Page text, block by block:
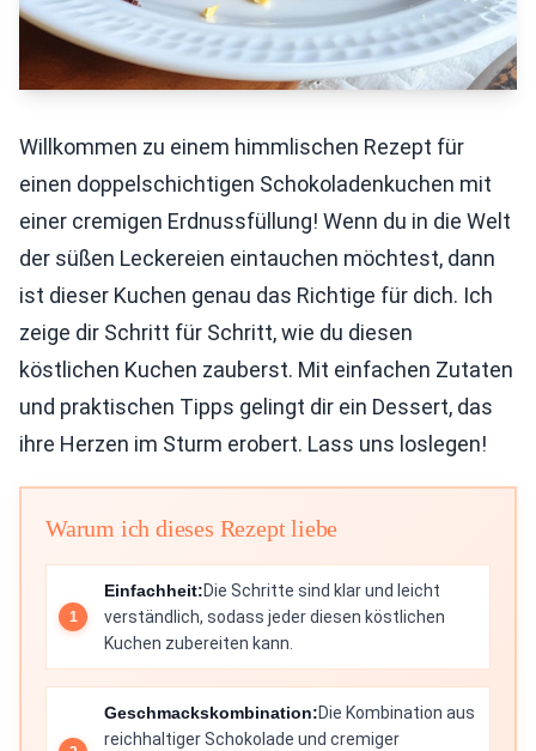
Willkommen zu einem himmlischen Rezept für
einen doppelschichtigen Schokoladenkuchen mit
einer cremigen Erdnussfüllung! Wenn du in die Welt
der süßen Leckereien eintauchen möchtest, dann
ist dieser Kuchen genau das Richtige für dich. Ich
zeige dir Schritt für Schritt, wie du diesen
köstlichen Kuchen zauberst. Mit einfachen Zutaten
und praktischen Tipps gelingt dir ein Dessert, das
ihre Herzen im Sturm erobert. Lass uns loslegen!
Warum ich dieses Rezept liebe
Einfachheit:Die Schritte sind klar und leicht
verständlich, sodass jeder diesen köstlichen
Kuchen zubereiten kann.
Geschmackskombination:Die Kombination aus
reichhaltiger Schokolade und cremiger